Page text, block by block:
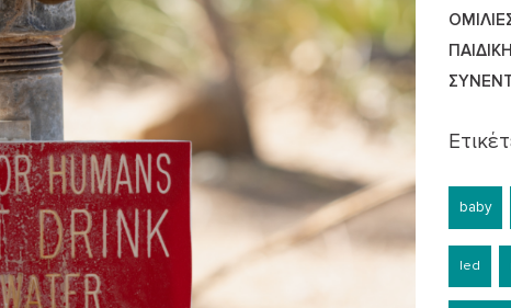
baby
led